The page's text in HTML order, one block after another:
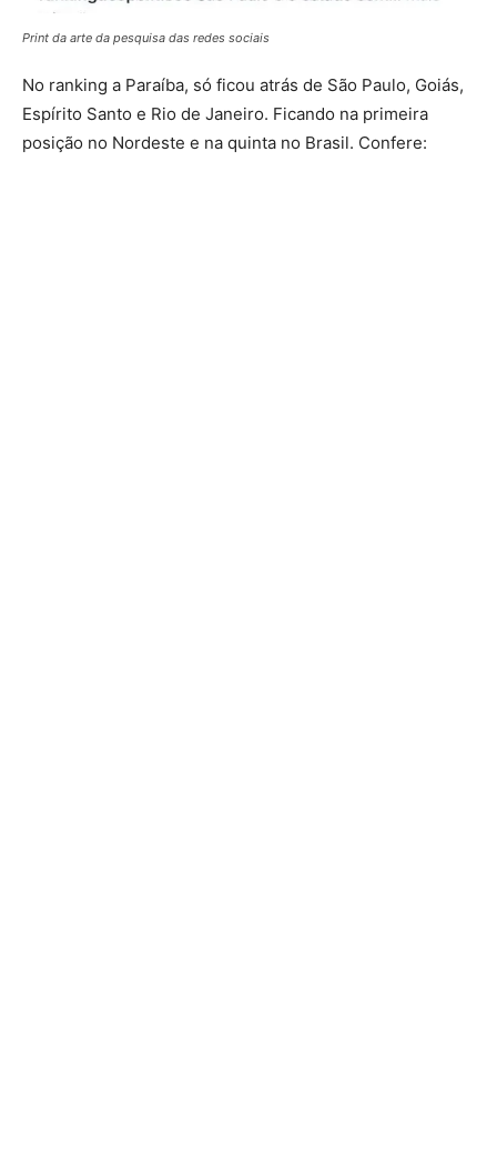
Print da arte da pesquisa das redes sociais
No ranking a Paraíba, só ficou atrás de São Paulo, Goiás,
Espírito Santo e Rio de Janeiro. Ficando na primeira
posição no Nordeste e na quinta no Brasil. Confere: